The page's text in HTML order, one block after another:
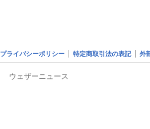
プライバシーポリシー 特定商取引法の表記 外
ウェザーニュース